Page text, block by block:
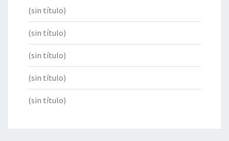
(sin título)
(sin título)
(sin título)
(sin título)
(sin título)